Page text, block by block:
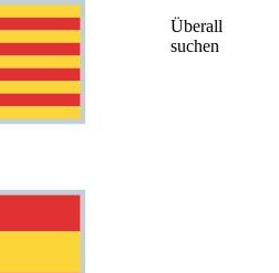
Überall
suchen